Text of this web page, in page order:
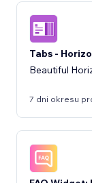
Tabs -
Beautiful
7 dni okresu